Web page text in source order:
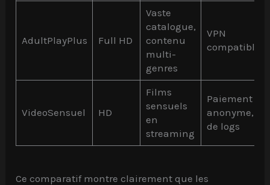
AdultPlayPlus Full HD
Vaste
catalogue,
contenu
multi-
genres
VPN
compatible
VideoSensuel HD
Films
sensuels
en
streaming
Paiement
anonyme,
de logs
Ce comparatif montre clairement que les